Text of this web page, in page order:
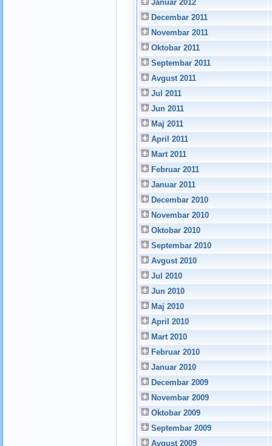
Januar 2012
Decembar 2011
Novembar 2011
Oktobar 2011
Septembar 2011
Avgust 2011
Jul 2011
Jun 2011
Maj 2011
April 2011
Mart 2011
Februar 2011
Januar 2011
Decembar 2010
Novembar 2010
Oktobar 2010
Septembar 2010
Avgust 2010
Jul 2010
Jun 2010
Maj 2010
April 2010
Mart 2010
Februar 2010
Januar 2010
Decembar 2009
Novembar 2009
Oktobar 2009
Septembar 2009
Avgust 2009